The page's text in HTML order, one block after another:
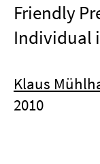
Friendly
Individual
Klaus
2010